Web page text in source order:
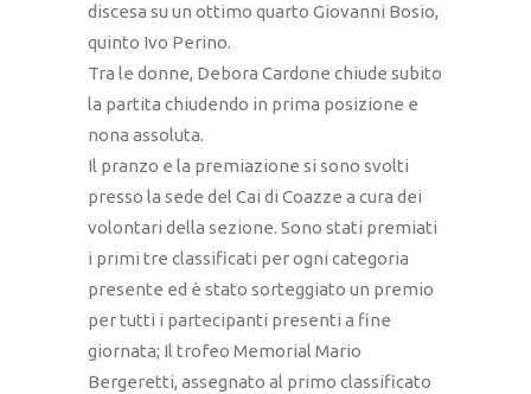
discesa su un ottimo quarto Giovanni Bosio,
quinto Ivo Perino.
Tra le donne, Debora Cardone chiude subito
la partita chiudendo in prima posizione e
nona assoluta.
Il pranzo e la premiazione si sono svolti
presso la sede del Cai di Coazze a cura dei
volontari della sezione. Sono stati premiati
i primi tre classificati per ogni categoria
presente ed è stato sorteggiato un premio
per tutti i partecipanti presenti a fine
giornata; Il trofeo Memorial Mario
Bergeretti, assegnato al primo classificato